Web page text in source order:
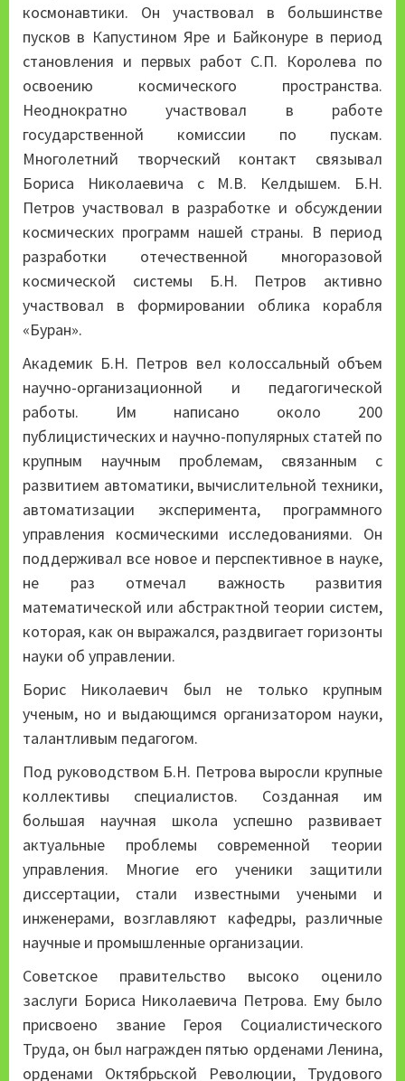
космонавтики. Он участвовал в большинстве
пусков в Капустином Яре и Байконуре в период
становления и первых работ С.П. Королева по
освоению космического пространства.
Неоднократно участвовал в работе
государственной комиссии по пускам.
Многолетний творческий контакт связывал
Бориса Николаевича с М.В. Келдышем. Б.Н.
Петров участвовал в разработке и обсуждении
космических программ нашей страны. В период
разработки отечественной многоразовой
космической системы Б.Н. Петров активно
участвовал в формировании облика корабля
«Буран».
Академик Б.Н. Петров вел колоссальный объем
научно-организационной и педагогической
работы. Им написано около 200
публицистических и научно-популярных статей по
крупным научным проблемам, связанным с
развитием автоматики, вычислительной техники,
автоматизации эксперимента, программного
управления космическими исследованиями. Он
поддерживал все новое и перспективное в науке,
не раз отмечал важность развития
математической или абстрактной теории систем,
которая, как он выражался, раздвигает горизонты
науки об управлении.
Борис Николаевич был не только крупным
ученым, но и выдающимся организатором науки,
талантливым педагогом.
Под руководством Б.Н. Петрова выросли крупные
коллективы специалистов. Созданная им
большая научная школа успешно развивает
актуальные проблемы современной теории
управления. Многие его ученики защитили
диссертации, стали известными учеными и
инженерами, возглавляют кафедры, различные
научные и промышленные организации.
Советское правительство высоко оценило
заслуги Бориса Николаевича Петрова. Ему было
присвоено звание Героя Социалистического
Труда, он был награжден пятью орденами Ленина,
орденами Октябрьской Революции, Трудового